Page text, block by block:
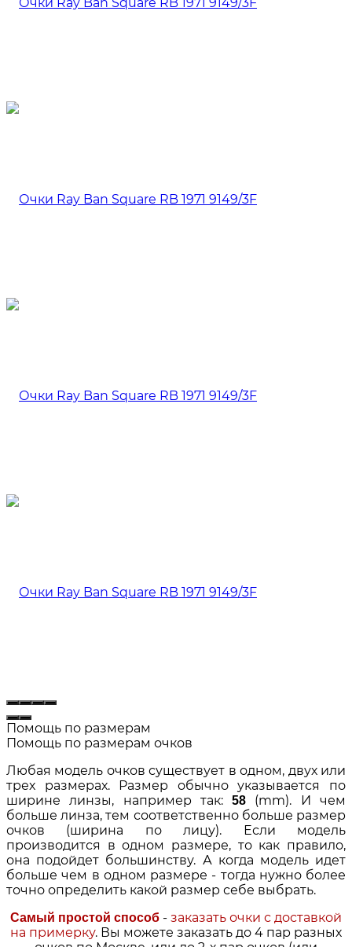
Помощь по размерам
Помощь по размерам очков
Любая модель очков существует в одном, двух или
трех размерах. Размер обычно указывается по
ширине линзы, например так:58 (mm). И чем
больше линза, тем соответственно больше размер
очков (ширина по лицу). Если модель
производится в одном размере, то как правило,
она подойдет большинству. А когда модель идет
больше чем в одном размере - тогда нужно более
точно определить какой размер себе выбрать.
Самый простой способ - заказать очки с доставкой
на примерку. Вы можете заказать до 4 пар разных